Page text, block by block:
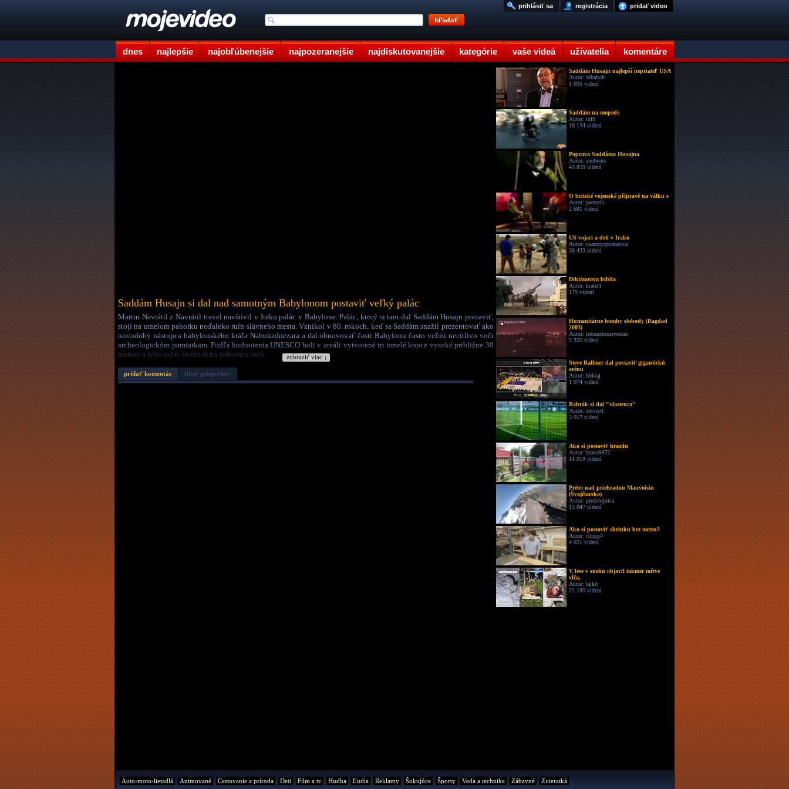
dnes najlepšie najobľúbenejšie najpozeranejšie najdiskutovanejšie kategórie vaše videá užívatelia komentáre
pridať video
registrácia
prihlásiť sa
Saddám Husajn si dal nad samotným Babylonom postaviť veľký palác
Martin Navrátil z Navrátil travel navštívil v Iraku palác v Babylone. Palác, ktorý si tam dal Saddám Husajn postaviť,
stojí na umelom pahorku neďaleko ruín slávneho mesta. Vznikol v 80. rokoch, keď sa Saddám snažil prezentovať ako
novodobý nástupca babylonského kráľa Nabukadnezara a dal obnovovať časti Babylonu často veľmi necitlivo voči
archeologickým pamiatkam. Podľa hodnotenia UNESCO boli v areáli vytvorené tri umelé kopce vysoké približne 30
metrov a jeho palác vyrástol na jednom z nich.
Dátum:27.6.26 20:08
Autor:
svetom
Dĺžka:3:45
Tagy:urbex palác sadám husain martin navratil cestovanie bádal bádateľ irak
zobraziť viac ↓
pridať komentár filter príspevkov
Saddám Husajn najlepší nepriateľ USA
Autor: sebaboh
1 695 videní
Saddám na mopede
Autor: toffi
18 134 videní
Poprava Saddáma Husajna
Autor: axelwers
43 859 videní
O britské vojenské přípravě na válku s
Autor: paeturis
2 681 videní
US vojaci a deti v Iraku
Autor: usarmycptamerica
38 433 videní
Diktátorova biblia
Autor: krater1
179 videní
Humanitárne bomby slobody (Bagdad
2003)
Autor: internetomsvetom
2 355 videní
Steve Ballmer dal postaviť gigantickú
arénu
Autor: bbkraj
1 074 videní
Babrák si dal "vlastenca"
Autor: antverti
3 917 videní
Ako si postaviť hrazdu
Autor: brano9472
14 018 videní
Prelet nad priehradou Mauvoisin
(Švajčiarsko)
Autor: predstojnica
15 847 videní
Ako si postaviť skrinku bez metru?
Autor: chupp4
4 651 videní
V lese v snehu objavil takmer mŕtve
vĺča,
Autor: lajkit
22 195 videní
Auto-moto-lietadlá Animované Cestovanie a príroda Deti Film a tv Hudba Ľudia Reklamy Šokujúce Športy Veda a technika Zábavné Zvieratká